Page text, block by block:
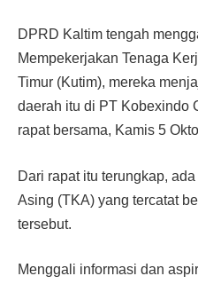
DPRD Kaltim tengah
Mempekerjakan Tenaga
Timur (Kutim), mereka
daerah itu di PT Kobexindo
rapat bersama, Kamis 5
Dari rapat itu terungkap,
Asing (TKA) yang tercatat
tersebut.
Menggali informasi dan